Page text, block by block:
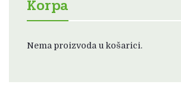
Korpa
Nema proizvoda u košarici.